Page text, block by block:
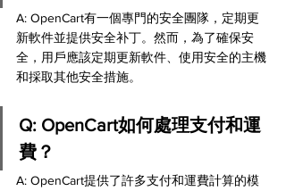
A: OpenCart有一個專門的安全團隊，定期更
新軟件並提供安全补丁。然而，為了確保安
全，用戶應該定期更新軟件、使用安全的主機
和採取其他安全措施。
Q: OpenCart如何處理支付和運
費？
A: OpenCart提供了許多支付和運費計算的模